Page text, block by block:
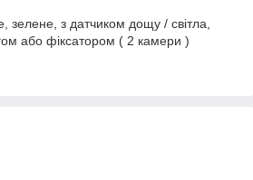
зелене, з датчиком дощу / світла,
або фіксатором ( 2 камери )